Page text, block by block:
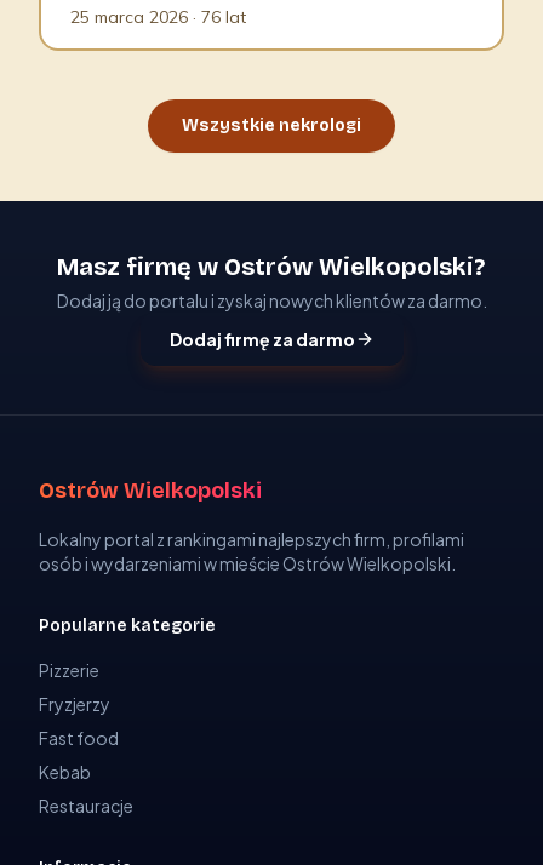
25 marca 2026 · 76 lat
Wszystkie nekrologi
Masz firmę w Ostrów Wielkopolski?
Dodaj ją do portalu i zyskaj nowych klientów za darmo.
Dodaj firmę za darmo
Ostrów Wielkopolski
Lokalny portal z rankingami najlepszych firm, profilami
osób i wydarzeniami w mieście Ostrów Wielkopolski.
Popularne kategorie
Pizzerie
Fryzjerzy
Fast food
Kebab
Restauracje